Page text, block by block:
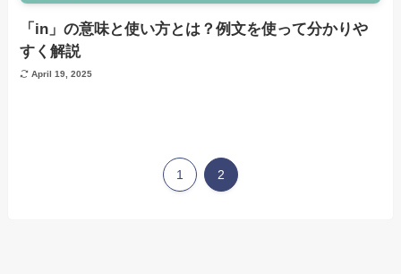
「in」の意味と使い方とは？例文を使って分かりや
すく解説
April 19, 2025
1 2